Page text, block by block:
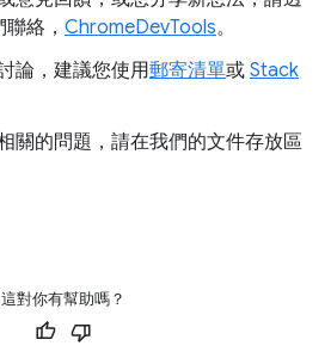
絡， ChromeDevTools。
論，建議您使用郵寄清單或 Stack
關的問題，請在我們的文件存放區
這對你有幫助嗎？